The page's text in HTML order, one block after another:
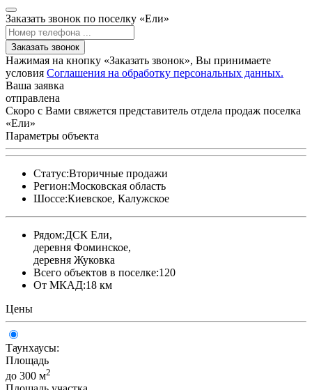
Заказать звонок по поселку «Ели»
Заказать звонок
Нажимая на кнопку «Заказать звонок», Вы принимаете
условия Соглашения на обработку персональных данных.
Ваша заявка
отправлена
Скоро с Вами свяжется представитель отдела продаж поселка
«Ели»
Параметры объекта
Статус:Вторичные продажи
Регион:Московская область
Шоссе:Киевское, Калужское
Рядом:ДСК Ели,
деревня Фоминское,
деревня Жуковка
Всего объектов в поселке:120
От МКАД:18 км
Цены
Таунхаусы:
Площадь
до 300 м2